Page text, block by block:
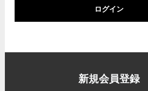
ログイン
新規会員登録